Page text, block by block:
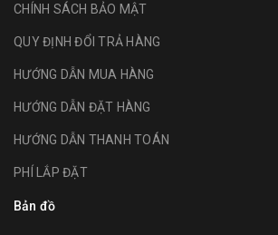
CHÍNH SÁCH BẢO MẬT
QUY ĐỊNH ĐỔI TRẢ HÀNG
HƯỚNG DẪN MUA HÀNG
HƯỚNG DẪN ĐẶT HÀNG
HƯỚNG DẪN THANH TOÁN
PHÍ LẮP ĐẶT
Bản đồ